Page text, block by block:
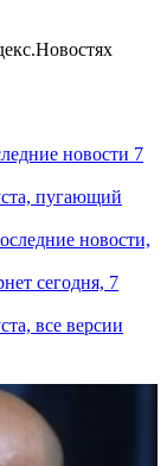
новости 7
пугающий
новости,
сегодня, 7
все версии